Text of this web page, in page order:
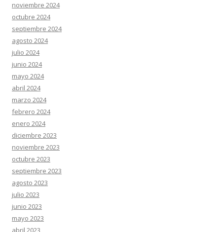
noviembre 2024
octubre 2024
septiembre 2024
agosto 2024
julio 2024
junio 2024
mayo 2024
abril 2024
marzo 2024
febrero 2024
enero 2024
diciembre 2023
noviembre 2023
octubre 2023
septiembre 2023
agosto 2023
julio 2023
junio 2023
mayo 2023
abril 2023